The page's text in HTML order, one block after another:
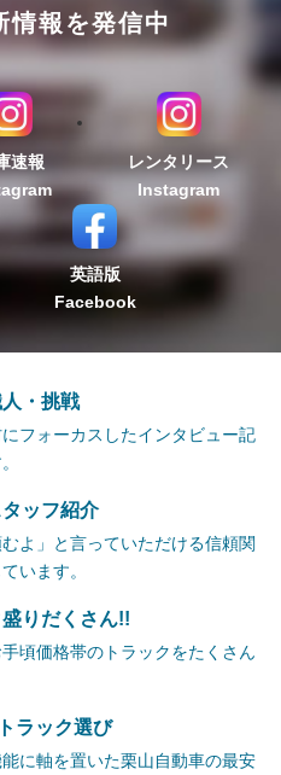
情報を発信中
速報
レンタリース
Instagram
英語版
Facebook
・挑戦
フォーカスしたインタビュー記
ッフ紹介
むよ」と言っていただける信頼関
います。
りだくさん!!
頃価格帯のトラックをたくさん
ラック選び
に軸を置いた栗山自動車の最安